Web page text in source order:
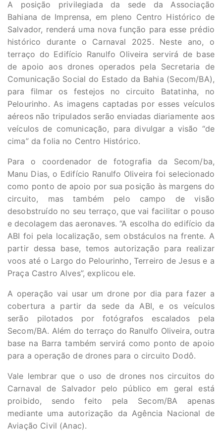
A posição privilegiada da sede da Associação
Bahiana de Imprensa, em pleno Centro Histórico de
Salvador, renderá uma nova função para esse prédio
histórico durante o Carnaval 2025. Neste ano, o
terraço do Edifício Ranulfo Oliveira servirá de base
de apoio aos drones operados pela Secretaria de
Comunicação Social do Estado da Bahia (Secom/BA),
para filmar os festejos no circuito Batatinha, no
Pelourinho. As imagens captadas por esses veículos
aéreos não tripulados serão enviadas diariamente aos
veículos de comunicação, para divulgar a visão “de
cima” da folia no Centro Histórico.
Para o coordenador de fotografia da Secom/ba,
Manu Dias, o Edifício Ranulfo Oliveira foi selecionado
como ponto de apoio por sua posição às margens do
circuito, mas também pelo campo de visão
desobstruído no seu terraço, que vai facilitar o pouso
e decolagem das aeronaves. “A escolha do edifício da
ABI foi pela localização, sem obstáculos na frente. A
partir dessa base, temos autorização para realizar
voos até o Largo do Pelourinho, Terreiro de Jesus e a
Praça Castro Alves”, explicou ele.
A operação vai usar um drone por dia para fazer a
cobertura a partir da sede da ABI, e os veículos
serão pilotados por fotógrafos escalados pela
Secom/BA. Além do terraço do Ranulfo Oliveira, outra
base na Barra também servirá como ponto de apoio
para a operação de drones para o circuito Dodô.
Vale lembrar que o uso de drones nos circuitos do
Carnaval de Salvador pelo público em geral está
proibido, sendo feito pela Secom/BA apenas
mediante uma autorização da Agência Nacional de
Aviação Civil (Anac).